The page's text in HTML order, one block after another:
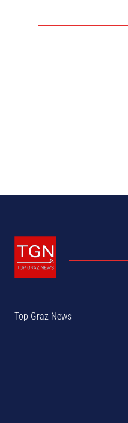
Top Graz News